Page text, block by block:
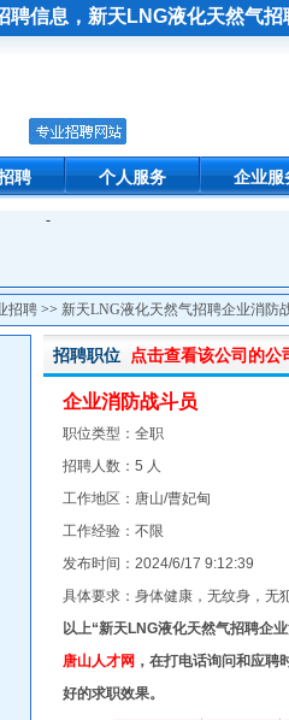
聘信息， 新天LNG液化天然气
聘 个人服务 企业服
-
招聘>> 新天LNG液化天然气招聘企业消防
招聘职位 点击查看该公司的公
企业消防战斗员
职位类型：全职
招聘人数：5 人
工作地区：唐山/曹妃甸
工作经验：不限
发布时间：2024/6/17 9:12:39
具体要求：身体健康，无纹身，无
以上“新天LNG液化天然气招聘企
唐山人才网 ，在打电话询问和应聘
好的求职效果。